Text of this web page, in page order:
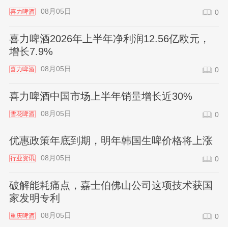
喜力啤酒 08月05日 0
喜力啤酒2026年上半年净利润12.56亿欧元，
增长7.9%
喜力啤酒 08月05日 0
喜力啤酒中国市场上半年销量增长近30%
雪花啤酒 08月05日 0
优惠政策年底到期，明年韩国生啤价格将上涨
行业资讯 08月05日 0
破解能耗痛点，嘉士伯佛山公司这项技术获国
家发明专利
重庆啤酒 08月05日 0